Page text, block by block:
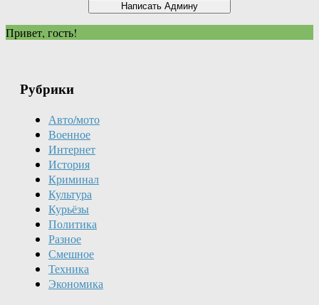
Привет, гость!
Рубрики
Авто/мото
Военное
Интернет
История
Криминал
Культура
Курьёзы
Политика
Разное
Смешное
Техника
Экономика